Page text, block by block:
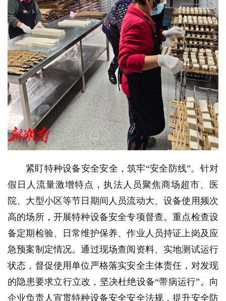
紧盯特种设备安全安全，筑牢“安全防线”。针对
假日人流量激增特点，执法人员聚焦商场超市、医
院、大型小区等节日期间人员流动大、设备使用频次
高的场所，开展特种设备安全专项督查。重点检查设
备定期检验、日常维护保养、作业人员持证上岗及应
急预案制定情况。通过现场查阅资料、实地测试运行
状态，督促使用单位严格落实安全主体责任，对发现
的隐患要求立行立改，坚决杜绝设备“带病运行”。向
企业负责人宣贯特种设备安全安全法规，提升安全防